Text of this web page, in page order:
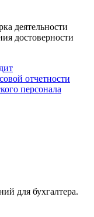
деятельности
достоверности
отчетности
персонала
для бухгалтера.